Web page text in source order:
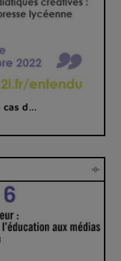
cas d…